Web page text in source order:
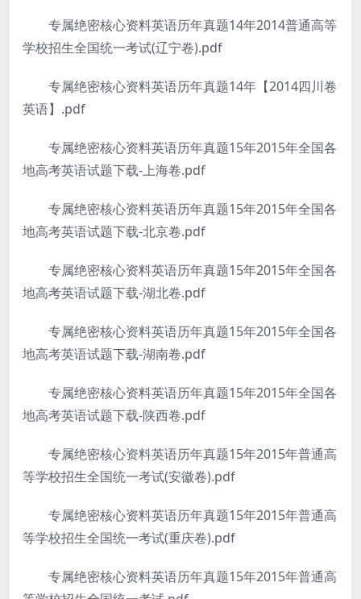
专属绝密核心资料英语历年真题14年2014普通高等
学校招生全国统一考试(辽宁卷).pdf
专属绝密核心资料英语历年真题14年【2014四川卷
英语】.pdf
专属绝密核心资料英语历年真题15年2015年全国各
地高考英语试题下载-上海卷.pdf
专属绝密核心资料英语历年真题15年2015年全国各
地高考英语试题下载-北京卷.pdf
专属绝密核心资料英语历年真题15年2015年全国各
地高考英语试题下载-湖北卷.pdf
专属绝密核心资料英语历年真题15年2015年全国各
地高考英语试题下载-湖南卷.pdf
专属绝密核心资料英语历年真题15年2015年全国各
地高考英语试题下载-陕西卷.pdf
专属绝密核心资料英语历年真题15年2015年普通高
等学校招生全国统一考试(安徽卷).pdf
专属绝密核心资料英语历年真题15年2015年普通高
等学校招生全国统一考试(重庆卷).pdf
专属绝密核心资料英语历年真题15年2015年普通高